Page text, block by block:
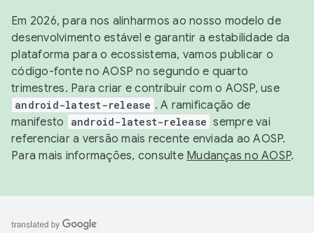
Em 2026, para nos alinharmos ao nosso modelo de
desenvolvimento estável e garantir a estabilidade da
plataforma para o ecossistema, vamos publicar o
código-fonte no AOSP no segundo e quarto
trimestres. Para criar e contribuir com o AOSP, use
android-latest-release . A ramificação de
manifesto
android-latest-release sempre vai
referenciar a versão mais recente enviada ao AOSP.
Para mais informações, consulte Mudanças no AOSP.